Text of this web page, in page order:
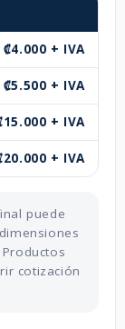
+ IVA
+ IVA
+ IVA
+ IVA
puede
cotización